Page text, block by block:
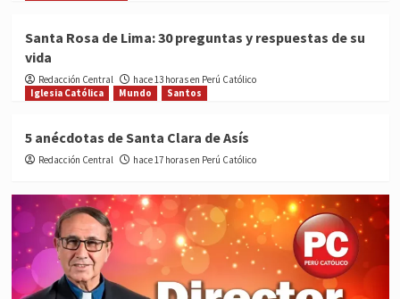
Santa Rosa de Lima: 30 preguntas y respuestas de su
vida
Redacción Central
hace 13 horas en Perú Católico
Iglesia Católica
Mundo Santos
5 anécdotas de Santa Clara de Asís
Redacción Central hace 17 horas en Perú Católico